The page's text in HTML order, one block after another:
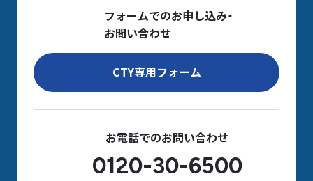
フォームでのお申し込み・
お問い合わせ
CTY専用フォーム
お電話でのお問い合わせ
0120-30-6500